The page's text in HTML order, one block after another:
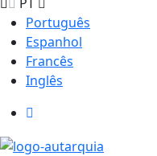
PT
Português
Espanhol
Francês
Inglês